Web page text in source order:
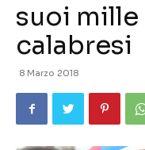
suoi
calabresi
8 Marzo 2018